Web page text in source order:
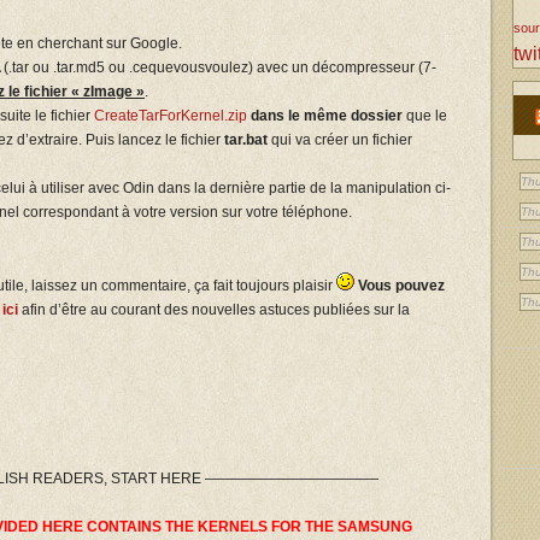
en cherchant sur Google.
ou .tar.md5 ou .cequevousvoulez) avec un décompresseur (7-
le fichier « zImage ».
le fichier CreateTarForKernel.zip dans le même dossier que le
d’extraire. Puis lancez le fichier tar.bat qui va créer un fichier
à utiliser avec Odin dans la dernière partie de la manipulation ci-
correspondant à votre version sur votre téléphone.
laissez un commentaire, ça fait toujours plaisir
Vous pouvez
ici afin d’être au courant des nouvelles astuces publiées sur la
READERS, START HERE ————————————
HERE CONTAINS THE KERNELS FOR THE SAMSUNG